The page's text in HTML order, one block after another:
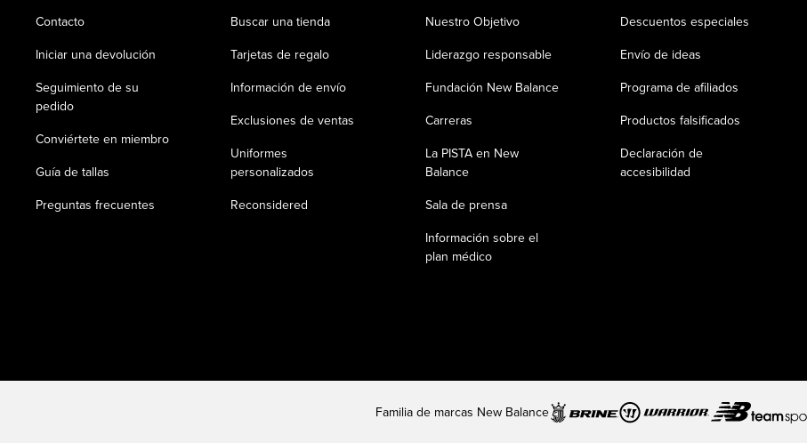
Contacto
Iniciar una devolución
Seguimiento de su
pedido
Conviértete en miembro
Guía de tallas
Preguntas frecuentes
Buscar una tienda
Tarjetas de regalo
Información de envío
Exclusiones de ventas
Uniformes
personalizados
Reconsidered
Nuestro Objetivo
Liderazgo responsable
Fundación New Balance
Carreras
La PISTA en New
Balance
Sala de prensa
Información sobre el
plan médico
Descuentos especiales
Envío de ideas
Programa de afiliados
Productos falsificados
Declaración de
accesibilidad
Familia de marcas New Balance